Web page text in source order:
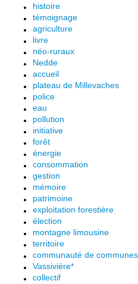
histoire
témoignage
agriculture
livre
néo-ruraux
Nedde
accueil
plateau de Millevaches
police
eau
pollution
initiative
forêt
énergie
consommation
gestion
mémoire
patrimoine
exploitation forestière
élection
montagne limousine
territoire
communauté de communes
Vassivière*
collectif